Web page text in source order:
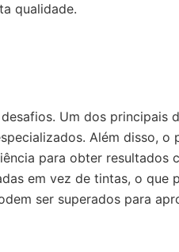
qualidade.
Um dos principais
Além disso,
para obter resultados
em vez de tintas, o que
ser superados para